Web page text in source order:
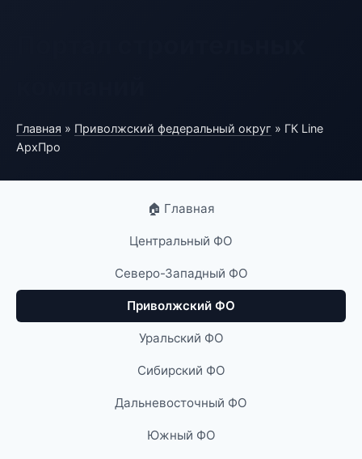
Главная » Приволжский федеральный округ » ГК Line
АрхПро
🏠 Главная
Центральный ФО
Северо-Западный ФО
Приволжский ФО
Уральский ФО
Сибирский ФО
Дальневосточный ФО
Южный ФО